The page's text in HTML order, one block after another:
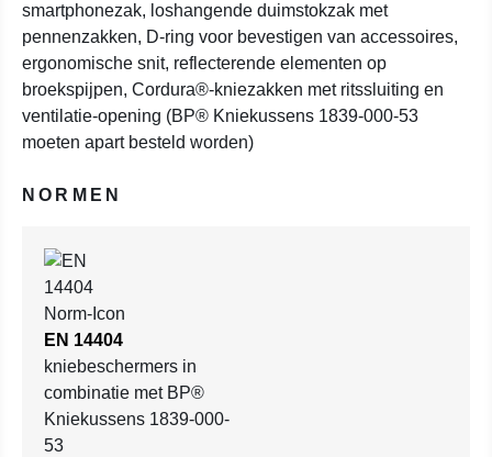
smartphonezak, loshangende duimstokzak met
pennenzakken, D-ring voor bevestigen van accessoires,
ergonomische snit, reflecterende elementen op
broekspijpen, Cordura®-kniezakken met ritssluiting en
ventilatie-opening (BP® Kniekussens 1839-000-53
moeten apart besteld worden)
NORMEN
EN 14404
kniebeschermers in
combinatie met BP®
Kniekussens 1839-000-
53